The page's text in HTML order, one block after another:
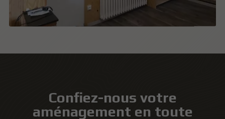
Confiez-nous votre
aménagement en toute